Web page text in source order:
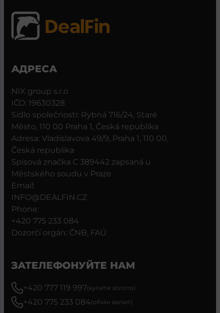
АДРЕСА
NIX group s.r.o
IČO: 19630328
Sídlo společnosti: Rybná 716/24, Staré
Město, 110 00 Praha 1, Česká republika
Adresa: Vladislavova 49/9, Praha 1, 110 00,
Česká republika
Spisová značka C 389442 zapsaná u
Městského soudu v Praze
Email:
INFO@DEALFIN.CZ
Phone:
+420 775 233 084
Dozorčí orgán: ČNB, FAÚ
ЗАТЕЛЕФОНУЙТЕ НАМ
+420 777 119 997(купити золото)
+420 775 233 084(обмін валют)